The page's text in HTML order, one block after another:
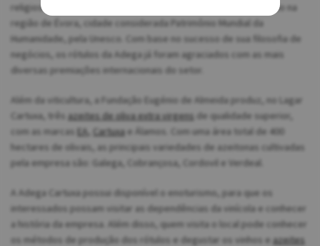
religiosa católica que remonta o século XV e que está localizado na
região de Évora, cidade considerada Patrimônio Mundial da
Humanidade, pela Unesco. Com base no sucesso de sua filosofia de
negócios, os rótulos da Adega já foram agraciados com as mais
diversas premiações internacionais do setor.
Além da viticultura, a Fundação Eugénio de Almeida produz, no Lagar
Cartuxa, três azeites de oliva extra virgens de qualidade superior,
com as marcas EA, Cartuxa e Álamos. Com uma área total de 400
hectares de olivais, as principais variedades de azeitonas cultivadas
pela empresa são: Galega, Cobrançosa, Cordovil e Verdeal.
A Adega Cartuxa possui disponível o enoturismo, para que os
interessados possam visitar as dependências da vinícola e conhecer
a história da empresa. Além disso, quem visita o local pode conhecer
os métodos de produção dos rótulos e degustar os vinhos e azeites